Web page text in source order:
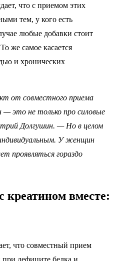
что с приемом этих
тем, у кого есть
любые добавки стоит
же самое касается
и хронических
от совместного приема
это не только про силовые
Долгушин. — Но в целом
У женщин
проявляться гораздо
креатином вместе:
что совместный прием
дефиците белка и